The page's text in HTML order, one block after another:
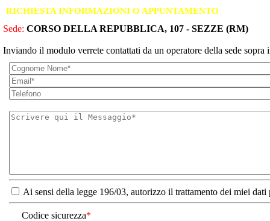
RICHIESTA INFORMAZIONI O APPUNTAMENTO
Sede: CORSO DELLA REPUBBLICA, 107 - SEZZE (RM)
Inviando il modulo verrete contattati da un operatore della sede sopra
Ai sensi della legge 196/03, autorizzo il trattamento dei miei
Codice sicurezza*